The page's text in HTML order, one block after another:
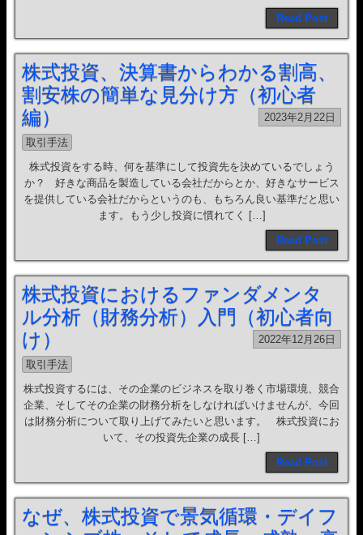
Read Post
株式投資、決算書からわかる割高、
割安株の簡単な見分け方（初心者
編）
2023年2月22日
取引手法
株式投資をする時、何を基準にして投資先を決めているでしょう
か？ 好きな商品を製造している会社だからとか、好きなサービス
を提供している会社だからというのも、もちろん良い基準だと思い
ます。もう少し投資に慣れてく […]
Read Post
株式投資におけるファンダメンタ
ル分析（財務分析）入門（初心者向
け）
2022年12月26日
取引手法
株式投資するには、その企業のビジネスを取り巻く市場環境、競合
企業、そしてその企業の財務分析をしなければいけませんが、今回
は財務分析について取り上げてみたいと思います。 株式投資にお
いて、その投資先企業の成長 […]
Read Post
なぜ、株式投資で景気循環・デイフ